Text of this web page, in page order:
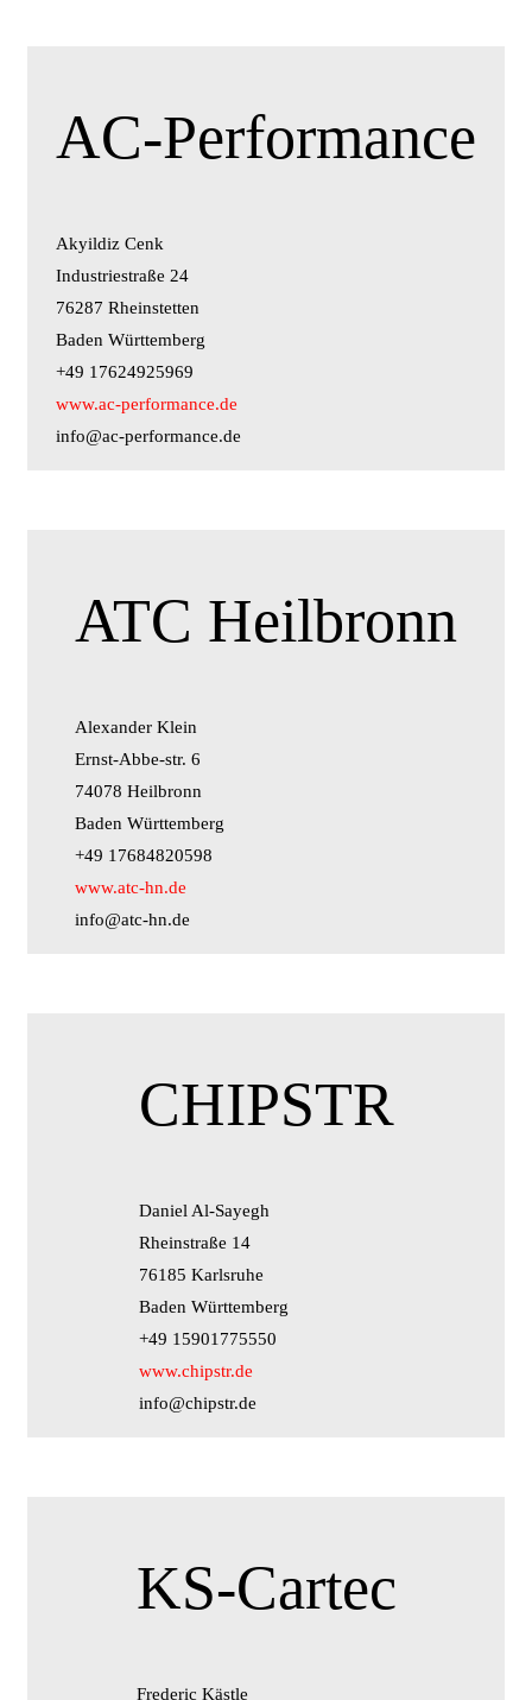
AC-Performance
Akyildiz Cenk
Industriestraße 24
76287 Rheinstetten
Baden Württemberg
+49 17624925969
www.ac-performance.de
info@ac-performance.de
ATC Heilbronn
Alexander Klein
Ernst-Abbe-str. 6
74078 Heilbronn
Baden Württemberg
+49 17684820598
www.atc-hn.de
info@atc-hn.de
CHIPSTR
Daniel Al-Sayegh
Rheinstraße 14
76185 Karlsruhe
Baden Württemberg
+49 15901775550
www.chipstr.de
info@chipstr.de
KS-Cartec
Frederic Kästle